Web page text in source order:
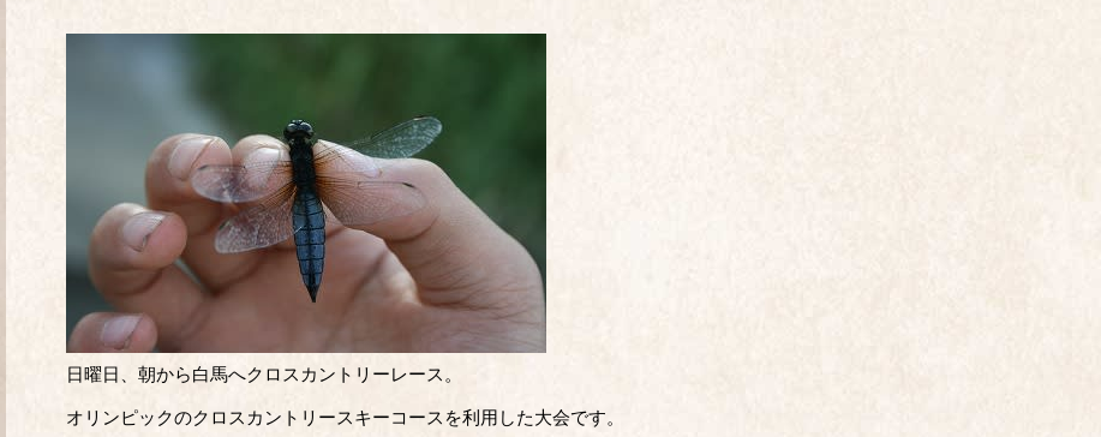
日曜日、朝から白馬へクロスカントリーレース。
オリンピックのクロスカントリースキーコースを利用した大会です。